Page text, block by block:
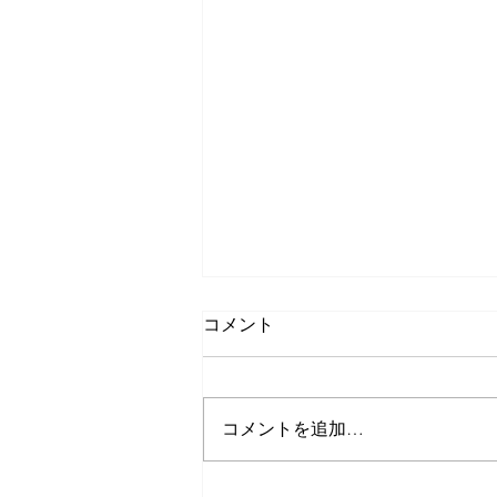
コメント
コメントを追加…